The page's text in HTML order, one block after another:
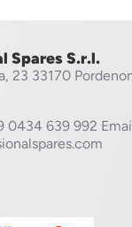
Spares S.r.l.
23 33170
0434 639 992